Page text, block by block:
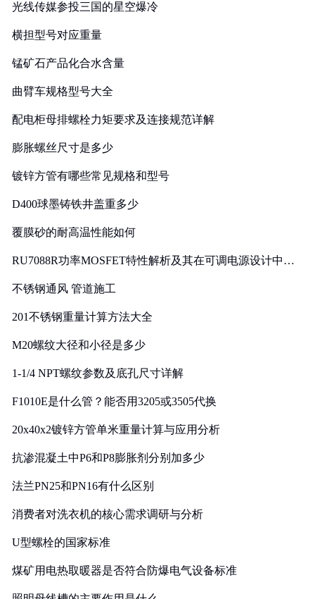
光线传媒参投三国的星空爆冷
横担型号对应重量
锰矿石产品化合水含量
曲臂车规格型号大全
配电柜母排螺栓力矩要求及连接规范详解
膨胀螺丝尺寸是多少
镀锌方管有哪些常见规格和型号
D400球墨铸铁井盖重多少
覆膜砂的耐高温性能如何
RU7088R功率MOSFET特性解析及其在可调电源设计中的
不锈钢通风 管道施工
201不锈钢重量计算方法大全
M20螺纹大径和小径是多少
1-1/4 NPT螺纹参数及底孔尺寸详解
F1010E是什么管？能否用3205或3505代换
20x40x2镀锌方管单米重量计算与应用分析
抗渗混凝土中P6和P8膨胀剂分别加多少
法兰PN25和PN16有什么区别
消费者对洗衣机的核心需求调研与分析
U型螺栓的国家标准
煤矿用电热取暖器是否符合防爆电气设备标准